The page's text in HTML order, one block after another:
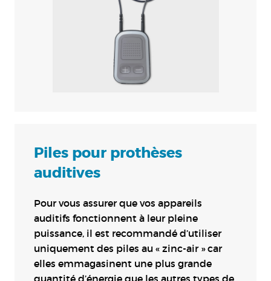
Piles pour prothèses
auditives
Pour vous assurer que vos appareils
auditifs fonctionnent à leur pleine
puissance, il est recommandé d’utiliser
uniquement des piles au « zinc-air » car
elles emmagasinent une plus grande
quantité d’énergie que les autres types de